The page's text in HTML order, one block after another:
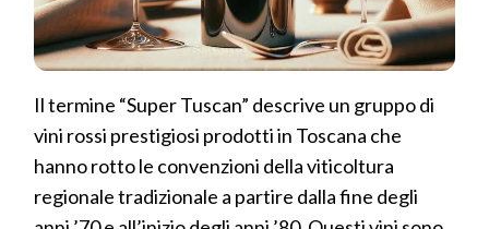
Il termine “Super Tuscan” descrive un gruppo di
vini rossi prestigiosi prodotti in Toscana che
hanno rotto le convenzioni della viticoltura
regionale tradizionale a partire dalla fine degli